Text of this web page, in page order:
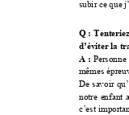
subir ce que
Q : Tenteriez
d’éviter la
A : Personne
mêmes épreu
De savoir
notre enfant a
c’est